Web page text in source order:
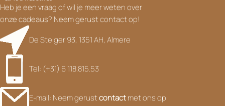
Heb je een vraag of wil je meer weten over
onze cadeaus? Neem gerust contact op!
De Steiger 93, 1351 AH, Almere
Tel: (+31) 6 118.815.53
E-mail: Neem gerustcontactmet ons op